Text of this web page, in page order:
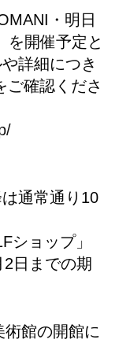
・明日
を開催予定と
詳細につき
ご確認くださ
通常通り10
ショップ」
日までの期
館の開館に